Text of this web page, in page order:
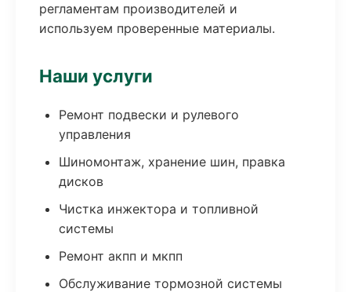
регламентам производителей и
используем проверенные материалы.
Наши услуги
Ремонт подвески и рулевого
управления
Шиномонтаж, хранение шин, правка
дисков
Чистка инжектора и топливной
системы
Ремонт акпп и мкпп
Обслуживание тормозной системы